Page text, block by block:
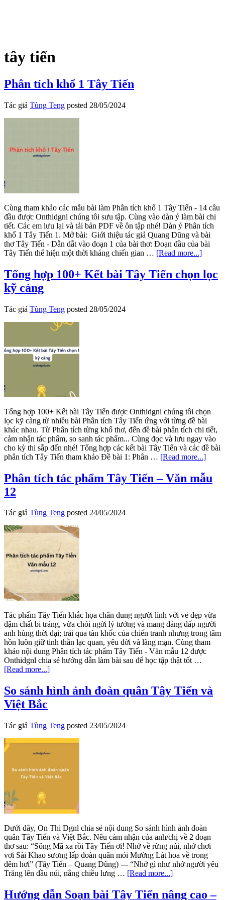
tây tiến
Phân tích khổ 1 Tây Tiến
Tác giả Tùng Teng posted 28/05/2024
Cùng tham khảo các mẫu bài làm Phân tích khổ 1 Tây Tiến - 14 câu
đầu được Onthidgnl chúng tôi sưu tập. Cùng vào dàn ý làm bài chi
tiết. Các em lưu lại và tải bản PDF về ôn tập nhé! Dàn ý Phân tích
khổ 1 Tây Tiến 1. Mở bài: Giới thiệu tác giả Quang Dũng và bài
thơ Tây Tiến - Dẫn dắt vào đoạn 1 của bài thơ: Đoạn đầu của bài
Tây Tiến thể hiện một thời kháng chiến gian … [Read more...]about
tích
khổ
Tổng hợp 100+ Kết bài Tây Tiến chọn lọc
kỹ càng
Tác giả Tùng Teng posted 28/05/2024
Tổng hợp 100+ Kết bài Tây Tiến được Onthidgnl chúng tôi chọn
lọc kỹ càng từ nhiều bài Phân tích Tây Tiến ứng với từng đề bài
khác nhau. Từ Phân tích từng khổ thơ, đến đề bài phân tích chi tiết,
cảm nhận tác phẩm, so sanh tác phẩm... Cùng đọc và lưu ngay vào
cho kỳ thi sắp đến nhé! Tổng hợp các kết bài Tây Tiến và các đề bài
phân tích Tây Tiến tham khảo Đề bài 1: Phân … [Read more...]about
100+
Phân tích tác phẩm Tây Tiến – Văn mẫu
12
Tác giả Tùng Teng posted 24/05/2024
Tác phẩm Tây Tiến khắc họa chân dung người lính với vẻ đẹp vừa
đậm chất bi tráng, vừa chói ngời lý tưởng và mang dáng dấp người
anh hùng thời đại; trải qua tàn khốc của chiến tranh nhưng trong tâm
hồn luôn giữ tinh thần lạc quan, yêu đời và lãng mạn. Cùng tham
khảo nội dung Phân tích tác phẩm Tây Tiến - Văn mẫu 12 được
Onthidgnl chia sẻ hướng dẫn làm bài sau để học tập thật tốt …
[Read more...]about
tích
tác
Tiến
–
Văn
mẫu
So sánh hình ảnh đoàn quân Tây Tiến và
Việt Bắc
Tác giả Tùng Teng posted 23/05/2024
Dưới đây, On Thi Dgnl chia sẻ nội dung So sánh hình ảnh đoàn
quân Tây Tiến và Việt Bắc. Nêu cảm nhận của anh/chị về 2 đoạn
thơ sau: “Sông Mã xa rồi Tây Tiến ơi! Nhớ về rừng núi, nhớ chơi
vơi Sài Khao sương lấp đoàn quân mỏi Mường Lát hoa về trong
đêm hơi” (Tây Tiến – Quang Dũng) --- “Nhớ gì như nhớ người yêu
Trăng lên đầu núi, nắng chiều lưng … [Read more...]about
sánh
Hướng dẫn Soạn bài Tây Tiến nâng cao –